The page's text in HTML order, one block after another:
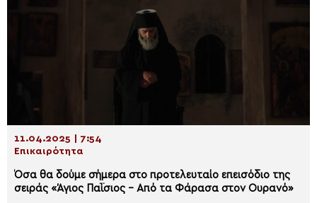
11.04.2025 | 7:54
Επικαιρότητα
Όσα θα δούμε σήμερα στο προτελευταίο επεισόδιο της
σειράς «Άγιος Παΐσιος – Από τα Φάρασα στον Ουρανό»